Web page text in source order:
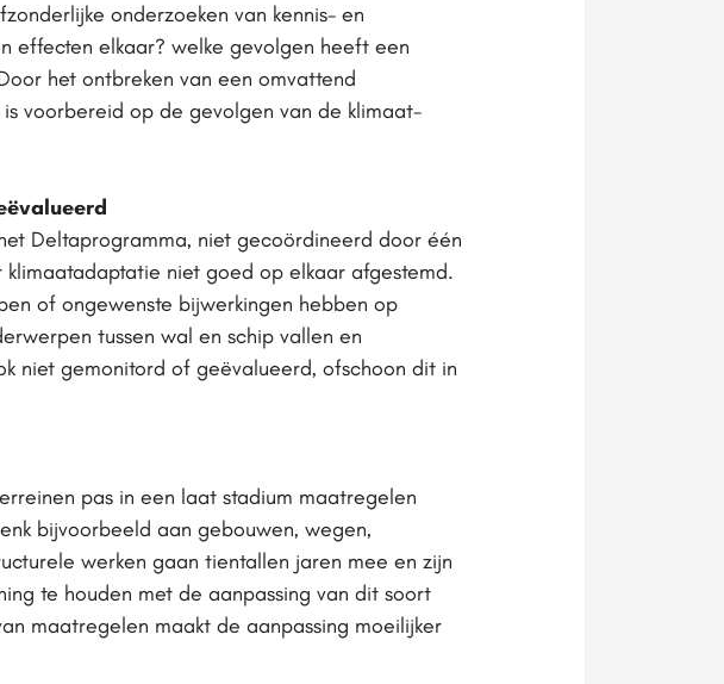
onderzoeken van kennis- en
effecten elkaar? welke gevolgen heeft een
het ontbreken van een omvattend
voorbereid op de gevolgen van de klimaat­
Deltaprogramma, niet gecoördineerd door één
niet goed op elkaar afgestemd.
of ongewenste bijwerkingen hebben op
tussen wal en schip vallen en
niet gemonitord of geëvalueerd, ofschoon dit in
pas in een laat stadium maatregelen
bijvoorbeeld aan gebouwen, wegen,
werken gaan tientallen jaren mee en zijn
te houden met de aanpassing van dit soort
maatregelen maakt de aanpassing moeilijker